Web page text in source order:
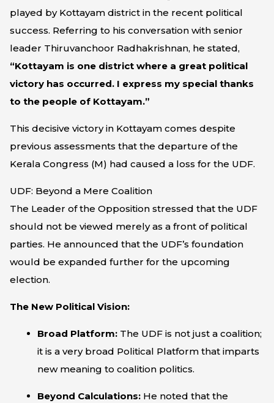
played by Kottayam district in the recent political
success. Referring to his conversation with senior
leader Thiruvanchoor Radhakrishnan, he stated,
“Kottayam is one district where a great political
victory has occurred. I express my special thanks
to the people of Kottayam.”
This decisive victory in Kottayam comes despite
previous assessments that the departure of the
Kerala Congress (M) had caused a loss for the UDF.
UDF: Beyond a Mere Coalition
The Leader of the Opposition stressed that the UDF
should not be viewed merely as a front of political
parties. He announced that the UDF’s foundation
would be expanded further for the upcoming
election.
The New Political Vision:
Broad Platform: The UDF is not just a coalition;
it is a very broad Political Platform that imparts
new meaning to coalition politics.
Beyond Calculations: He noted that the